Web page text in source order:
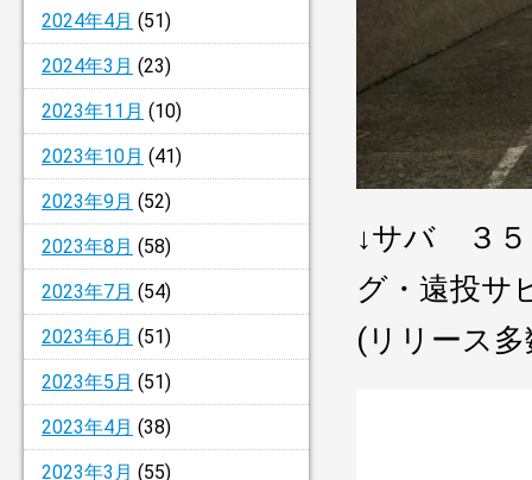
2024年4月 (51)
2024年3月 (23)
2023年11月 (10)
2023年10月 (41)
2023年9月 (52)
2023年8月 (58)
2023年7月 (54)
2023年6月 (51)
2023年5月 (51)
2023年4月 (38)
2023年3月 (55)
↓サバ ３
グ・遠投サ
(リリース多